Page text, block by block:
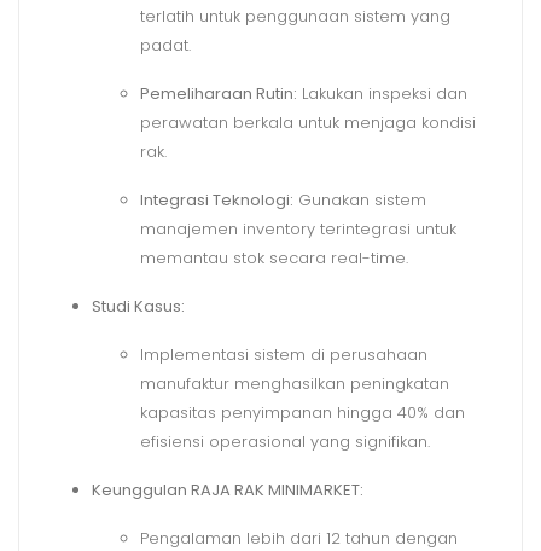
terlatih untuk penggunaan sistem yang
padat.
Pemeliharaan Rutin: Lakukan inspeksi dan
perawatan berkala untuk menjaga kondisi
rak.
Integrasi Teknologi: Gunakan sistem
manajemen inventory terintegrasi untuk
memantau stok secara real-time.
Studi Kasus:
Implementasi sistem di perusahaan
manufaktur menghasilkan peningkatan
kapasitas penyimpanan hingga 40% dan
efisiensi operasional yang signifikan.
Keunggulan RAJA RAK MINIMARKET:
Pengalaman lebih dari 12 tahun dengan